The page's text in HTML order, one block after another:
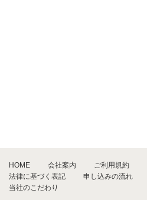
HOME 会社案内 ご利用規約
法律に基づく表記
申し込みの流れ
当社のこだわり